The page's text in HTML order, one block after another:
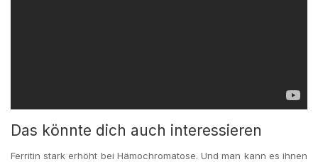
Das könnte dich auch interessieren
Ferritin stark erhöht bei Hämochromatose. Und man kann es ihnen